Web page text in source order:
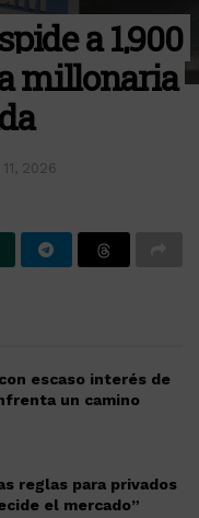
a 1,900
millonaria
2026
escaso interés de
un camino
reglas para privados
el mercado”